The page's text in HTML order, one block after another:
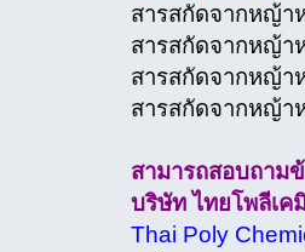
สารสกัดจากหญ้า
สารสกัดจากหญ้า
สารสกัดจากหญ้า
สารสกัดจากหญ้า
สามารถสอบถาม
บริษัท ไทยโพลีเค
Thai Poly